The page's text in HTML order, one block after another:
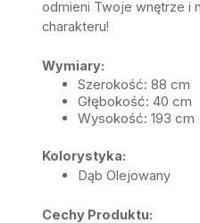
odmieni Twoje wnętrze i
charakteru!
Wymiary:
Szerokość: 88 cm
Głębokość: 40 cm
Wysokość: 193 cm
Kolorystyka:
Dąb Olejowany
Cechy Produktu: